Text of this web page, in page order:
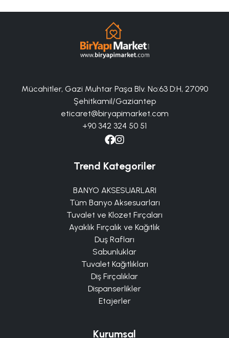
Mücahitler, Gazi Muhtar Paşa Blv. No:63 D:H, 27090
Şehitkamil/Gaziantep
eticaret@biryapimarket.com
+90 342 324 50 51
Trend Kategoriler
BANYO AKSESUARLARI
Tüm Banyo Aksesuarları
Tuvalet ve Klozet Fırçaları
Ayaklık Fırçalık ve Kağıtlık
Duş Rafları
Sabunluklar
Tuvalet Kağıtlıkları
Diş Fırçalıklar
Dispanserlikler
Etajerler
Kurumsal